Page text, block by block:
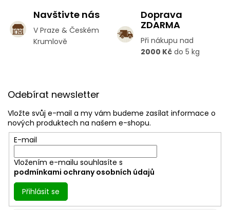
Navštivte nás
V Praze & Českém
Krumlově
Doprava
ZDARMA
Při nákupu nad
2000 Kč do 5 kg
Odebírat newsletter
Vložte svůj e-mail a my vám budeme zasílat informace o
nových produktech na našem e-shopu.
E-mail
Vložením e-mailu souhlasíte s
podmínkami ochrany osobních údajů
Přihlásit se